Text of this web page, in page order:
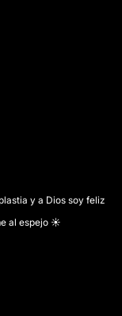
y a Dios soy feliz
al espejo ☀